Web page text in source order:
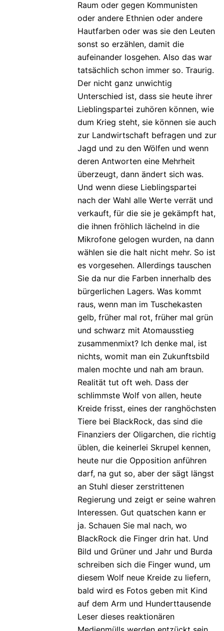
Raum oder gegen Kommunisten
oder andere Ethnien oder andere
Hautfarben oder was sie den Leuten
sonst so erzählen, damit die
aufeinander losgehen. Also das war
tatsächlich schon immer so. Traurig.
Der nicht ganz unwichtig
Unterschied ist, dass sie heute ihrer
Lieblingspartei zuhören können, wie
dum Krieg steht, sie können sie auch
zur Landwirtschaft befragen und zur
Jagd und zu den Wölfen und wenn
deren Antworten eine Mehrheit
überzeugt, dann ändert sich was.
Und wenn diese Lieblingspartei
nach der Wahl alle Werte verrät und
verkauft, für die sie je gekämpft hat,
die ihnen fröhlich lächelnd in die
Mikrofone gelogen wurden, na dann
wählen sie die halt nicht mehr. So ist
es vorgesehen. Allerdings tauschen
Sie da nur die Farben innerhalb des
bürgerlichen Lagers. Was kommt
raus, wenn man im Tuschekasten
gelb, früher mal rot, früher mal grün
und schwarz mit Atomausstieg
zusammenmixt? Ich denke mal, ist
nichts, womit man ein Zukunftsbild
malen mochte und nah am braun.
Realität tut oft weh. Dass der
schlimmste Wolf von allen, heute
Kreide frisst, eines der ranghöchsten
Tiere bei BlackRock, das sind die
Finanziers der Oligarchen, die richtig
üblen, die keinerlei Skrupel kennen,
heute nur die Opposition anführen
darf, na gut so, aber der sägt längst
an Stuhl dieser zerstrittenen
Regierung und zeigt er seine wahren
Interessen. Gut quatschen kann er
ja. Schauen Sie mal nach, wo
BlackRock die Finger drin hat. Und
Bild und Grüner und Jahr und Burda
schreiben sich die Finger wund, um
diesem Wolf neue Kreide zu liefern,
bald wird es Fotos geben mit Kind
auf dem Arm und Hunderttausende
Leser dieses reaktionären